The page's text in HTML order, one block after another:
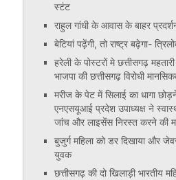
स्टंट
राहुल गांधी के आवास के बाहर
बेटियां पढ़ेंगी, तो राष्ट्र बढ़ेगा-
हरेली के पोस्टरों मे छत्तीसगढ़
भाजपा की छत्तीसगढ़ विरोधी
मरीज के पेट में सिलाई का धागा
एनएसयूआई प्रदेश उपाध्यक्ष ने
जांच और लाइसेंस निरस्त करने की
बुजुर्ग महिला को डर दिखाया और
युवक
छत्तीसगढ़ की दो खिलाड़ी भारतीय